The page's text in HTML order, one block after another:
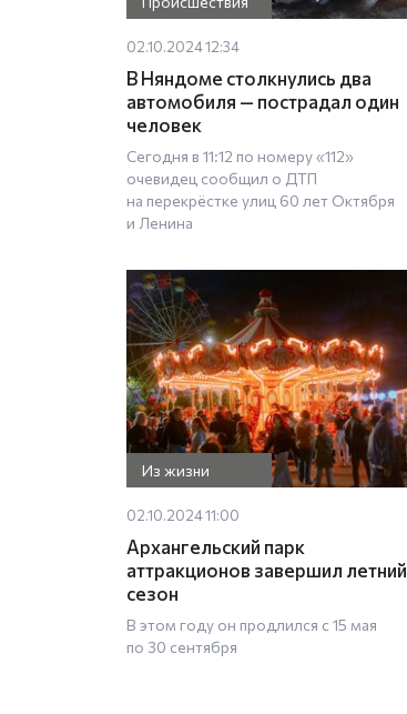
02.10.2024 12:34
В Няндоме столкнулись два
автомобиля — пострадал один
человек
Сегодня в 11:12 по номеру «112»
очевидец сообщил о ДТП
на перекрёстке улиц 60 лет Октября
и Ленина
Из жизни
02.10.2024 11:00
Архангельский парк
аттракционов завершил летний
сезон
В этом году он продлился с 15 мая
по 30 сентября